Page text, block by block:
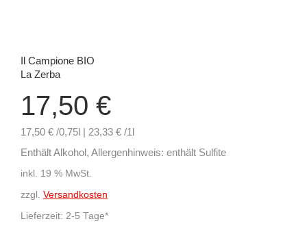
Il Campione BIO
La Zerba
17,50 €
17,50 € /0,75l | 23,33 € /1l
Enthält Alkohol, Allergenhinweis: enthält Sulfite
inkl. 19 % MwSt.
zzgl. Versandkosten
Lieferzeit: 2-5 Tage*